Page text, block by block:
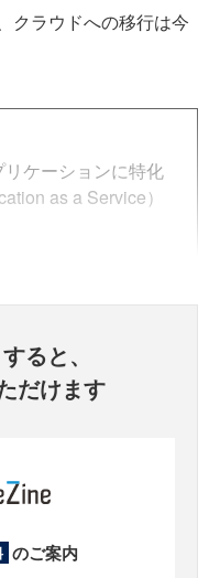
クラウドへの移行は今
ケーションに特化
as a Service）
すると、
だけます
のご案内